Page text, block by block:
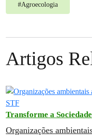
#Agroecologia
Artigos
Transforme a Sociedade
Organizações